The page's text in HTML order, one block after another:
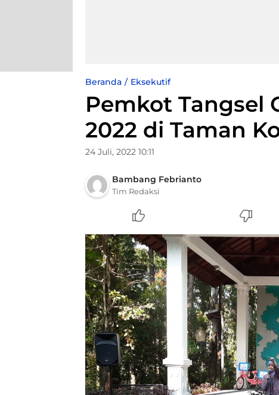
Beranda Eksekutif
Pemkot Tangsel
2022 di Taman
24 Juli, 2022 10:11
Bambang Febrianto
Tim Redaksi